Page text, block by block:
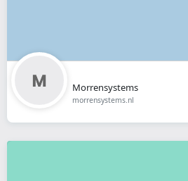
Morrensystems
morrensystems.nl